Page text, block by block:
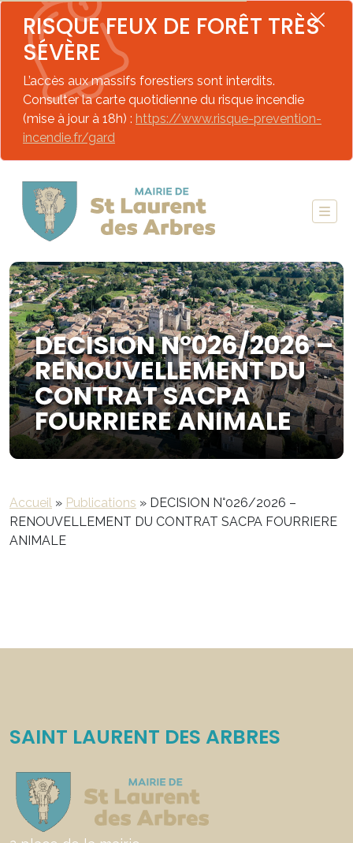
RISQUE FEUX DE FORÊT TRÈS
SÉVÈRE
L’accès aux massifs forestiers sont interdits.
Consulter la carte quotidienne du risque incendie
(mise à jour à 18h) : https://www.risque-prevention-
incendie.fr/gard
DECISION N°026/2026 –
RENOUVELLEMENT DU
CONTRAT SACPA
FOURRIERE ANIMALE
Accueil » Publications » DECISION N°026/2026 –
RENOUVELLEMENT DU CONTRAT SACPA FOURRIERE
ANIMALE
SAINT LAURENT DES ARBRES